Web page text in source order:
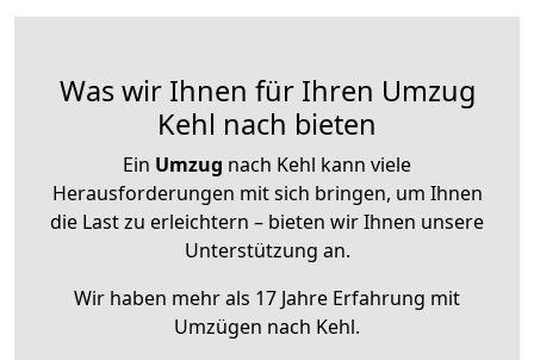
Was wir Ihnen für Ihren Umzug
Kehl nach bieten
Ein Umzug nach Kehl kann viele
Herausforderungen mit sich bringen, um Ihnen
die Last zu erleichtern – bieten wir Ihnen unsere
Unterstützung an.
Wir haben mehr als 17 Jahre Erfahrung mit
Umzügen nach Kehl.